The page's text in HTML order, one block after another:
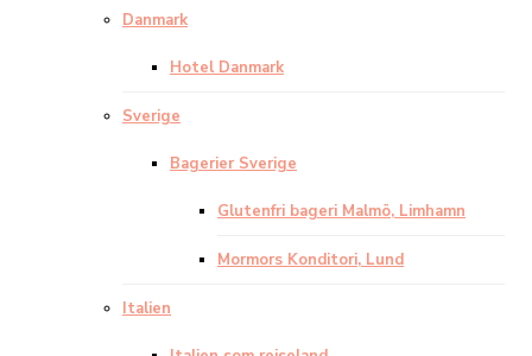
Danmark
Hotel Danmark
Sverige
Bagerier Sverige
Glutenfri bageri Malmö, Limhamn
Mormors Konditori, Lund
Italien